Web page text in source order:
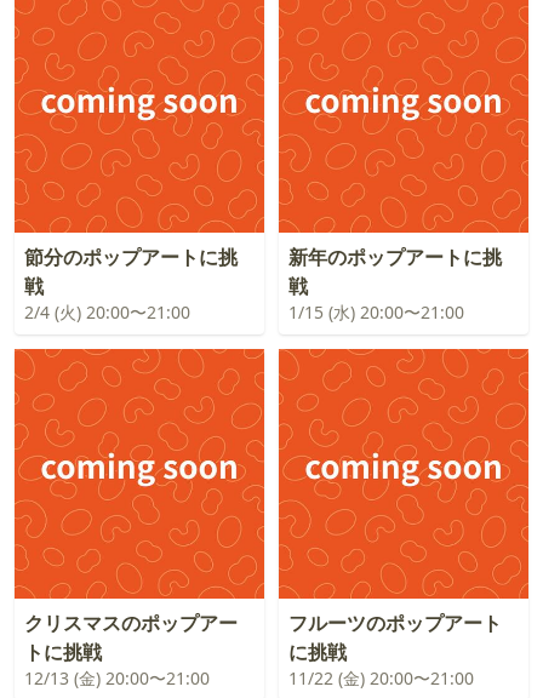
節分のポップアートに挑
戦
2/4 (火) 20:00〜21:00
新年のポップアートに挑
戦
1/15 (水) 20:00〜21:00
クリスマスのポップアー
トに挑戦
12/13 (金) 20:00〜21:00
フルーツのポップアート
に挑戦
11/22 (金) 20:00〜21:00